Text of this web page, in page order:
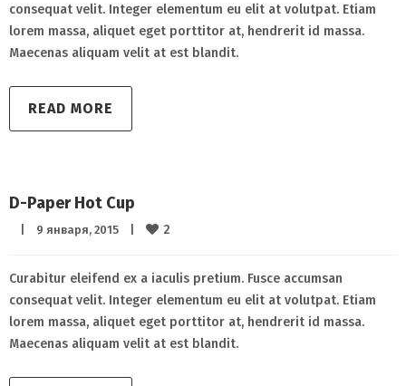
consequat velit. Integer elementum eu elit at volutpat. Etiam
lorem massa, aliquet eget porttitor at, hendrerit id massa.
Maecenas aliquam velit at est blandit.
READ MORE
D-Paper Hot Cup
9 января, 2015 2
Curabitur eleifend ex a iaculis pretium. Fusce accumsan
consequat velit. Integer elementum eu elit at volutpat. Etiam
lorem massa, aliquet eget porttitor at, hendrerit id massa.
Maecenas aliquam velit at est blandit.